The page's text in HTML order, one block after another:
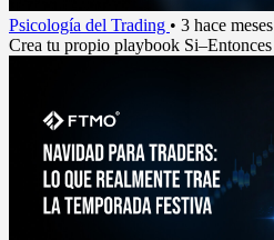
Psicología del Trading • 3 hace meses
Crea tu propio playbook Si–Entonces